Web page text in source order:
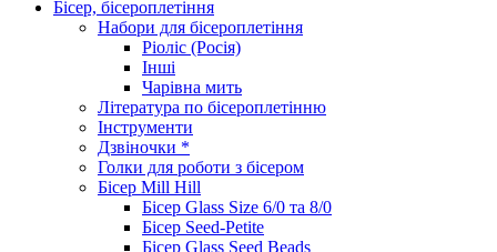
Бісер, бісероплетіння
Набори для бісероплетіння
Ріоліс (Росія)
Інші
Чарівна мить
Література по бісероплетінню
Інструменти
Дзвіночки *
Голки для роботи з бісером
Бісер Mill Hill
Бісер Glass Size 6/0 та 8/0
Бісер Seed-Petite
Бісер Glass Seed Beads